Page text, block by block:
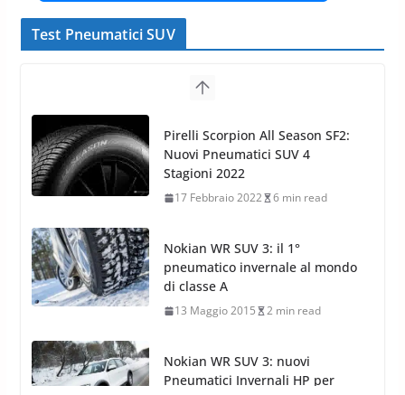
Test Pneumatici SUV
Nokian WR SUV 3: il 1°
pneumatico invernale al mondo
di classe A
13 Maggio 2015 2 min read
Nokian WR SUV 3: nuovi
Pneumatici Invernali HP per
condizioni invernali difficili
23 Aprile 2013 9 min read
Yokohama Geolandar G073: nuovi pneumatici
invernali SUV